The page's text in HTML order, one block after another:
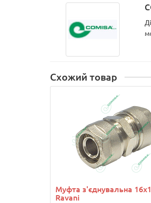
Схожий товар
Муфта з'єднувальна
Ravani